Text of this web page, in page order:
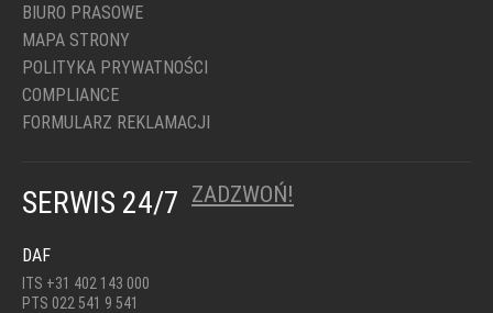
BIURO PRASOWE
MAPA STRONY
POLITYKA PRYWATNOŚCI
COMPLIANCE
FORMULARZ REKLAMACJI
SERWIS 24/7 ZADZWOŃ!
DAF
ITS +31 402 143 000
PTS 022 541 9 541